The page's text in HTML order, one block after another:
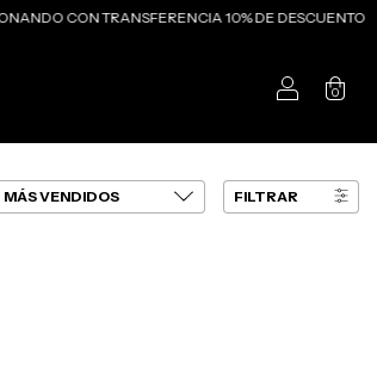
CON TRANSFERENCIA 10% DE DESCUENTO
0
FILTRAR